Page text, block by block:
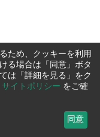
ため、クッキーを利用
る場合は「同意」ボタ
は「詳細を見る」をク
サイトポリシー をご確
同意